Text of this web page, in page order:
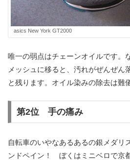
asics New York GT2000
唯一の弱点はチェーンオイルです。
メッシュに移ると、汚れがぜんぜん
と残ります。オイル染みの除去は難
第2位 手の痛み
自転車のいやなあるあるの銀メダリ
ンドペイン！ ぼくはミニベロで京